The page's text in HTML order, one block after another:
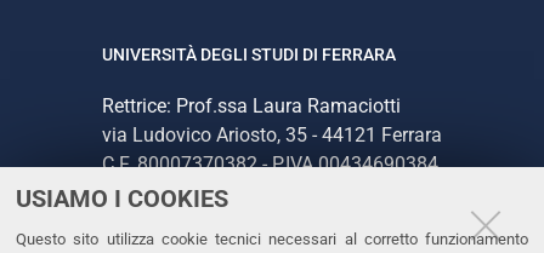
USIAMO I COOKIES
Questo sito utilizza cookie tecnici necessari al corretto funzionamento
UNIVERSITÀ DEGLI STUDI DI FERRARA
Rettrice: Prof.ssa Laura Ramaciotti
via Ludovico Ariosto, 35 - 44121 Ferrara
C.F. 80007370382 - P.IVA 00434690384
CONTATTI